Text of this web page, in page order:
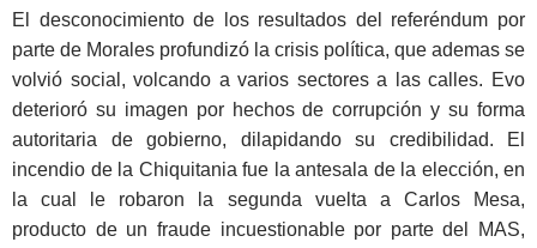
El desconocimiento de los resultados del referéndum por
parte de Morales profundizó la crisis política, que ademas se
volvió social, volcando a varios sectores a las calles. Evo
deterioró su imagen por hechos de corrupción y su forma
autoritaria de gobierno, dilapidando su credibilidad. El
incendio de la Chiquitania fue la antesala de la elección, en
la cual le robaron la segunda vuelta a Carlos Mesa,
producto de un fraude incuestionable por parte del MAS,